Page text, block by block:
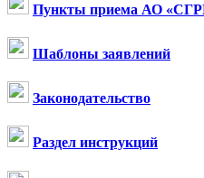
Пункты приема АО
Шаблоны заявлений
Законодательство
Раздел инструкций